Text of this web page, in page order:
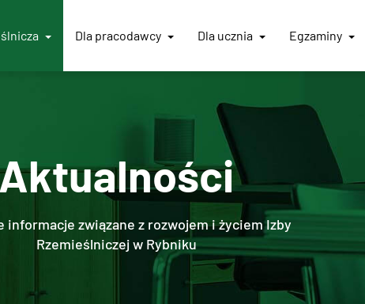
Dla pracodawcy Dla ucznia Egzaminy
informacje związane z rozwojem i życiem Izby
Rzemieślniczej w Rybniku